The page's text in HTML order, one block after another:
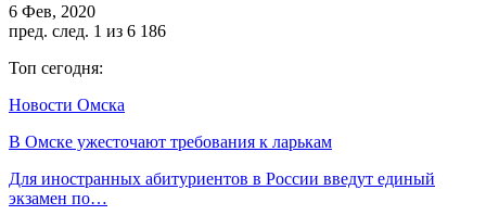
6 Фев, 2020
пред. след. 1 из 6 186
Топ сегодня:
Новости Омска
В Омске ужесточают требования к ларькам
Для иностранных абитуриентов в России введут единый
экзамен по…